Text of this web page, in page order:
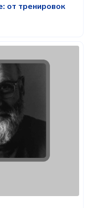
от тренировок